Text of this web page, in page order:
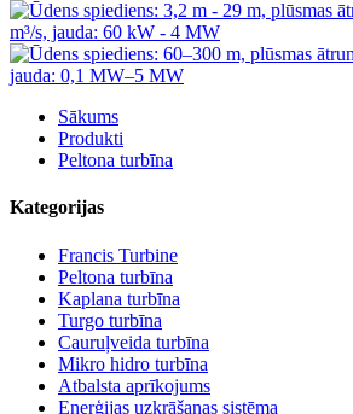
Sākums
Produkti
Peltona turbīna
Kategorijas
Francis Turbine
Peltona turbīna
Kaplana turbīna
Turgo turbīna
Cauruļveida turbīna
Mikro hidro turbīna
Atbalsta aprīkojums
Enerģijas uzkrāšanas sistēma